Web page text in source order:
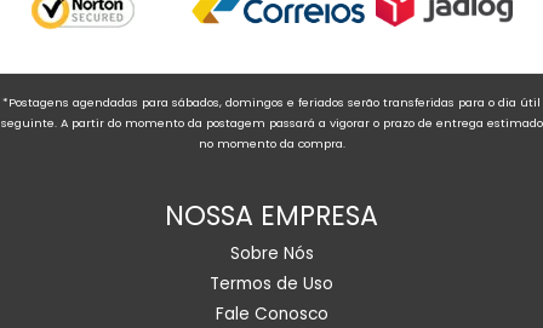
*Postagens agendadas para sábados, domingos e feriados serão transferidas para o dia útil
seguinte. A partir do momento da postagem passará a vigorar o prazo de entrega estimado
no momento da compra.
NOSSA EMPRESA
Sobre Nós
Termos de Uso
Fale Conosco